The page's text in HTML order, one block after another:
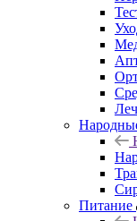
Питание